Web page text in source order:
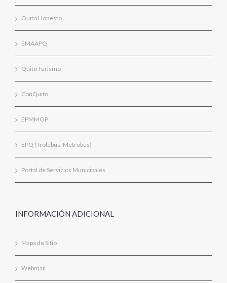
Quito Honesto
EMAAPQ
Quito Turismo
ConQuito
EPMMOP
EPQ (Trolebus, Metrobus)
Portal de Servicios Municipales
INFORMACIÓN ADICIONAL
Mapa de Sitio
Webmail